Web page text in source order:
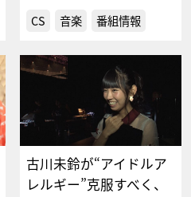
CS 音楽 番組情報
古川未鈴が“アイドルア
レルギー”克服すべく、